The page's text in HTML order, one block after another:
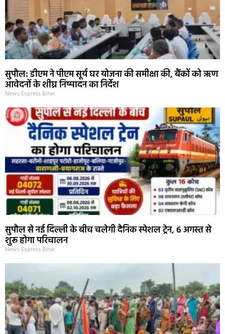
सुपौल: डीएम ने पीएम सूर्य घर योजना की समीक्षा की, बैंकों को ऋण
आवेदनों के शीघ्र निष्पादन का निर्देश
News Express Bihar
सुपौल से नई दिल्ली के बीच चलेगी दैनिक स्पेशल ट्रेन, 6 अगस्त से
शुरू होगा परिचालन
News Express Bihar